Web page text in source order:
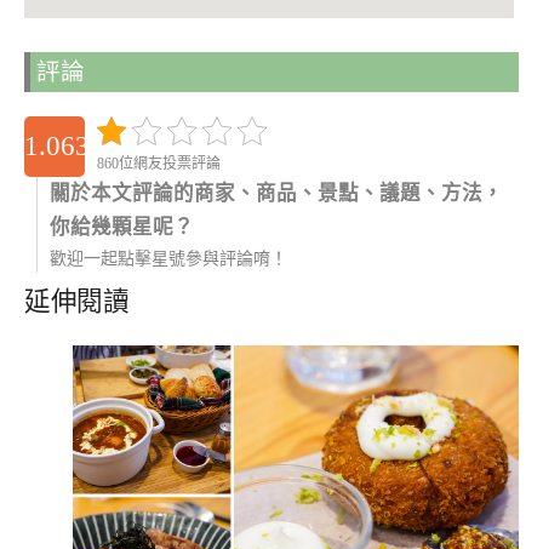
評論
1.0633799595572
860位網友投票評論
關於本文評論的商家、商品、景點、議題、方法，
你給幾顆星呢？
歡迎一起點擊星號參與評論唷！
延伸閱讀